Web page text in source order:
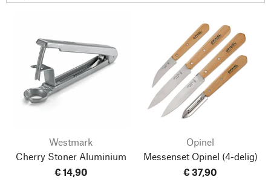
Westmark
Cherry Stoner Aluminium
€ 14,90
Opinel
Messenset Opinel (4-delig)
€ 37,90